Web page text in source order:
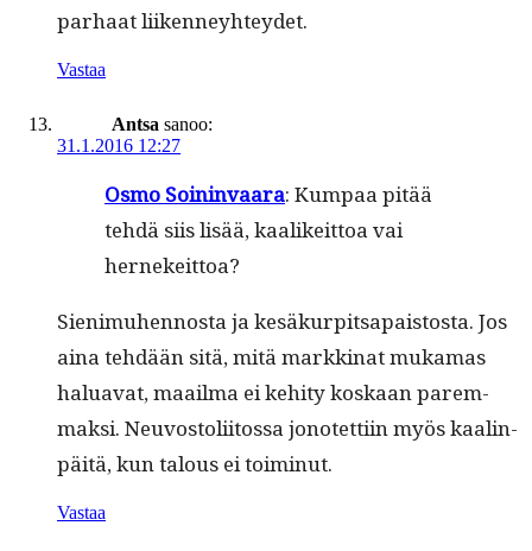
parhaat liikenneyhteydet.
Vastaa
Antsa sanoo:
31.1.2016 12:27
Osmo Soin­in­vaara: Kumpaa pitää
tehdä siis lisää, kaa­likeit­toa vai
hernekeittoa?
Sien­imuhen­nos­ta ja kesäkurpit­sapais­tos­ta. Jos
aina tehdään sitä, mitä markki­nat muka­mas
halu­a­vat, maail­ma ei kehi­ty koskaan parem­
mak­si. Neu­vos­toli­itossa jonotet­ti­in myös kaal­in­
päitä, kun talous ei toiminut.
Vastaa